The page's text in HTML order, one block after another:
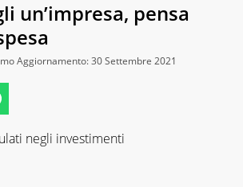
un’impresa, pensa
Aggiornamento: 30 Settembre 2021
negli investimenti